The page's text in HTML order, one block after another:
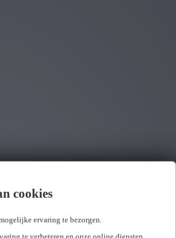
cookies
ervaring te bezorgen.